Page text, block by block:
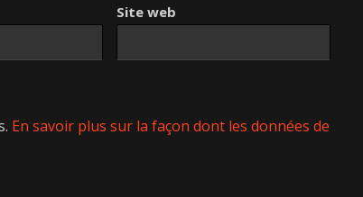
Site web
En savoir plus sur la façon dont les données de